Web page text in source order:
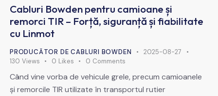
Cabluri Bowden pentru camioane și
remorci TIR – Forță, siguranță și fiabilitate
cu Linmot
PRODUCĂTOR DE CABLURI BOWDEN
2025-08-27
130 Views 0 Likes 0 Comments
Când vine vorba de vehicule grele, precum camioanele
și remorcile TIR utilizate în transportul rutier